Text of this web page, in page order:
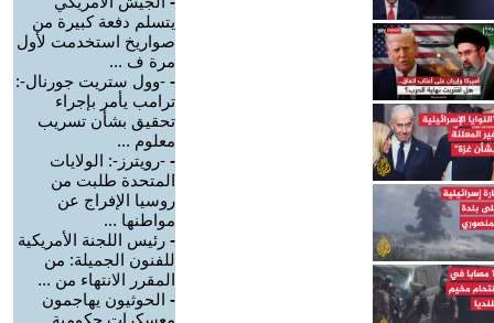
يتسلم دفعة كبيرة من
صواريخ استخدمت لأول
مرة ف ...
- -وول ستريت جورنال-:
ترامب يأمر بإجراء
تحقيق بشأن تسريب
معلوم ...
- -رويترز-: الولايات
المتحدة طلبت من
روسيا الإفراج عن
مواطنها ...
- رئيس اللجنة الأمريكية
للفنون الجميلة: من
المقرر الانتهاء من ...
- الحوثيون يهاجمون
معسكرات حكومية